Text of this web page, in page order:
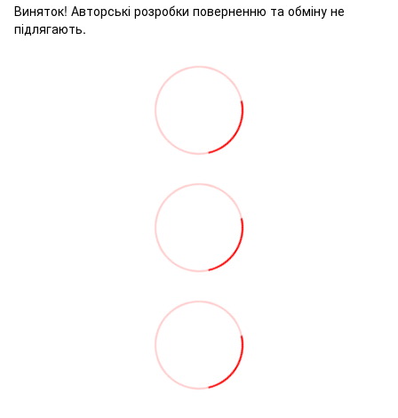
Виняток! Авторські розробки поверненню та обміну не
підлягають.